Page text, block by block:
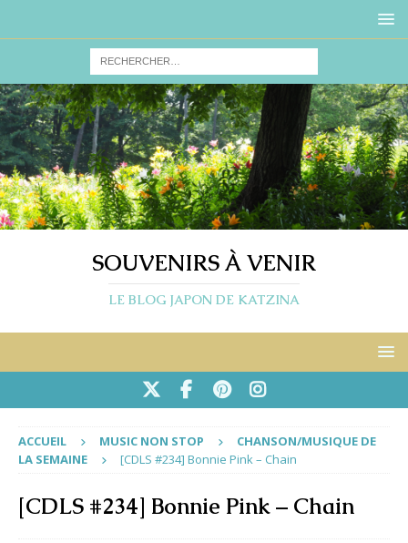
SOUVENIRS À VENIR
LE BLOG JAPON DE KATZINA
ACCUEIL MUSIC NON STOP
CHANSON/MUSIQUE DE
LA SEMAINE
[CDLS #234] Bonnie Pink – Chain
[CDLS #234] Bonnie Pink – Chain